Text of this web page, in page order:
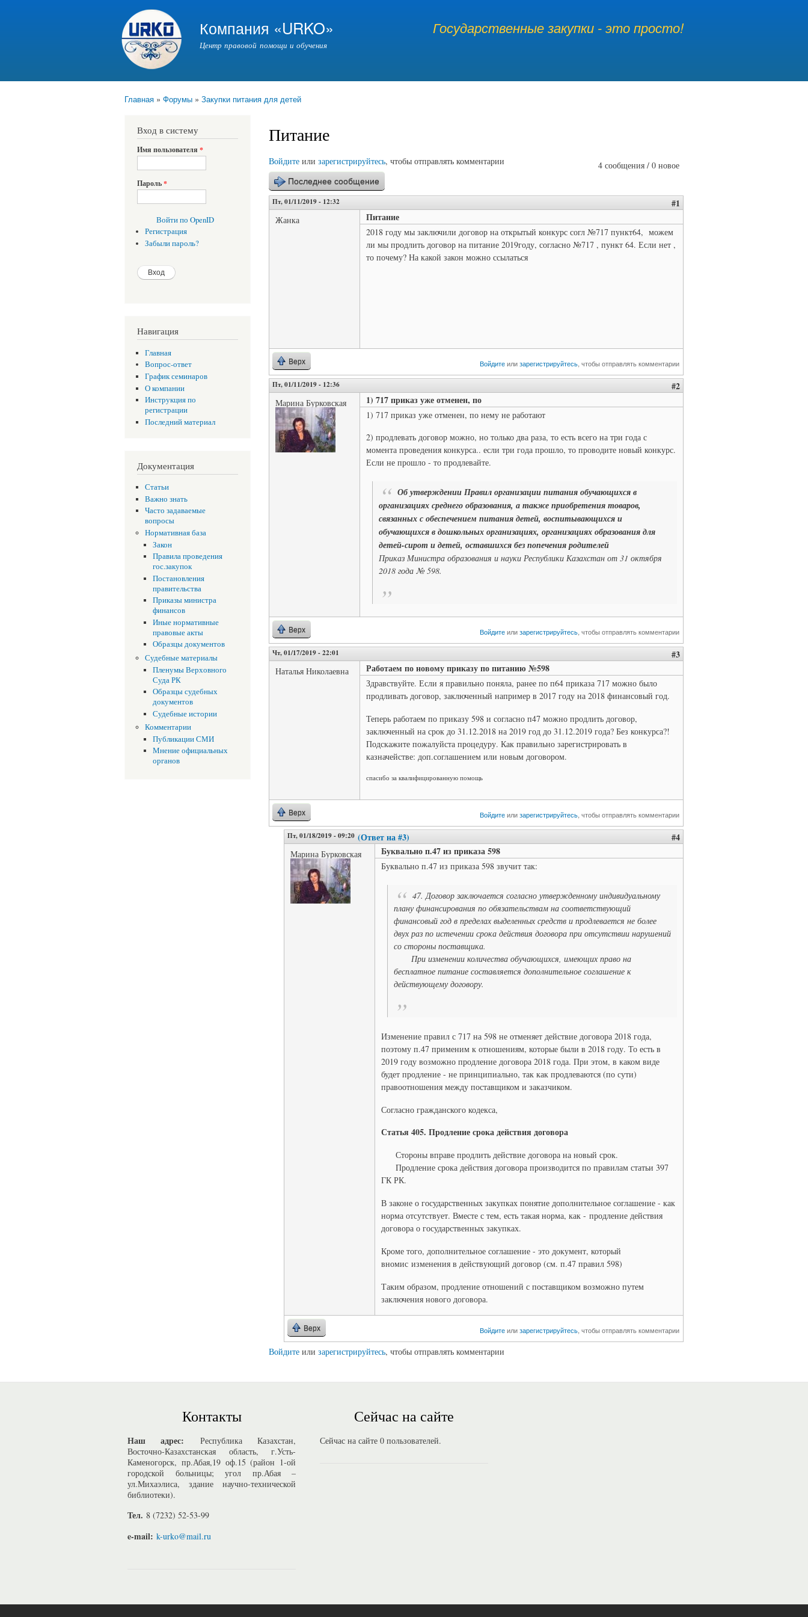
Компания «URKO»
Центр правовой помощи и обучения
Государственные закупки - это просто!
Главная » Форумы » Закупки питания для детей
Вход в систему
Имя пользователя *
Пароль*
Войти по OpenID
Регистрация
Забыли пароль?
Навигация
Главная
Вопрос-ответ
График семинаров
О компании
Инструкция по
регистрации
Последний материал
Документация
Статьи
Важно знать
Часто задаваемые
вопросы
Нормативная база
Закон
Правила проведения
гос.закупок
Постановления
правительства
Приказы министра
финансов
Иные нормативные
правовые акты
Образцы документов
Судебные материалы
Пленумы Верховного
Суда РК
Образцы судебных
документов
Судебные истории
Комментарии
Публикации СМИ
Мнение официальных
органов
Питание
4 сообщения / 0 новое
Войдите или зарегистрируйтесь, чтобы отправлять комментарии
Последнее сообщение
Пт, 01/11/2019 - 12:32 #1
Жанка Питание
2018 году мы заключили договор на открытый конкурс согл №717 пункт64, можем
ли мы продлить договор на питание 2019году, согласно №717 , пункт 64. Если нет ,
то почему? На какой закон можно ссылаться
Верх Войдитеилизарегистрируйтесь, чтобы отправлять комментарии
Пт, 01/11/2019 - 12:36 #2
Марина Бурковская 1) 717 приказ уже отменен, по
1) 717 приказ уже отменен, по нему не работают
2) продлевать договор можно, но только два раза, то есть всего на три года с
момента проведения конкурса.. если три года прошло, то проводите новый конкурс.
Если не прошло - то продлевайте.
Об утверждении Правил организации питания обучающихся в
организациях среднего образования, а также приобретения товаров,
связанных с обеспечением питания детей, воспитывающихся и
обучающихся в дошкольных организациях, организациях образования для
детей-сирот и детей, оставшихся без попечения родителей
Приказ Министра образования и науки Республики Казахстан от 31 октября
2018 года № 598.
Верх Войдитеилизарегистрируйтесь, чтобы отправлять комментарии
Чт, 01/17/2019 - 22:01 #3
Наталья Николаевна Работаем по новому приказу по питанию №598
Здравствуйте. Если я правильно поняла, ранее по п64 приказа 717 можно было
продливать договор, заключенный например в 2017 году на 2018 финансовый год.
Теперь работаем по приказу 598 и согласно п47 можно продлить договор,
заключенный на срок до 31.12.2018 на 2019 год до 31.12.2019 года? Без конкурса?!
Подскажите пожалуйста процедуру. Как правильно зарегистрировать в
казначействе: доп.соглашением или новым договором.
спасибо за квалифицированную помощь
Верх Войдитеилизарегистрируйтесь, чтобы отправлять комментарии
Пт, 01/18/2019 - 09:20 (Ответ на #3) #4
Марина Бурковская Буквально п.47 из приказа 598
Буквально п.47 из приказа 598 звучит так:
47. Договор заключается согласно утвержденному индивидуальному
плану финансирования по обязательствам на соответствующий
финансовый год в пределах выделенных средств и продлевается не более
двух раз по истечении срока действия договора при отсутствии нарушений
со стороны поставщика.
При изменении количества обучающихся, имеющих право на
бесплатное питание составляется дополнительное соглашение к
действующему договору.
Изменение правил с 717 на 598 не отменяет действие договора 2018 года,
поэтому п.47 применим к отношениям, которые были в 2018 году. То есть в
2019 году возможно продление договора 2018 года. При этом, в каком виде
будет продление - не принципиально, так как продлеваются (по сути)
правоотношения между поставщиком и заказчиком.
Согласно гражданского кодекса,
Статья 405. Продление срока действия договора
Стороны вправе продлить действие договора на новый срок.
Продление срока действия договора производится по правилам статьи 397
ГК РК.
В законе о государственных закупках понятие дополнительное соглашение - как
норма отсутствует. Вместе с тем, есть такая норма, как - продление действия
договора о государственных закупках.
Кроме того, дополнительное соглашение - это документ, который
вномис изменения в действующий договор (см. п.47 правил 598)
Таким образом, продление отношений с поставщиком возможно путем
заключения нового договора.
Верх Войдитеилизарегистрируйтесь, чтобы отправлять комментарии
Войдите или зарегистрируйтесь, чтобы отправлять комментарии
Контакты
Наш адрес: Республика Казахстан,
Восточно-Казахстанская область, г.Усть-
Каменогорск, пр.Абая,19 оф.15 (район 1-ой
городской больницы; угол пр.Абая –
ул.Михаэлиса, здание научно-технической
библиотеки).
Тел. 8 (7232) 52-53-99
e-mail: k-urko@mail.ru
Сейчас на сайте
Сейчас на сайте 0 пользователей.